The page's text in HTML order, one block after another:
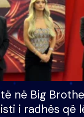
në Big
i radhës që